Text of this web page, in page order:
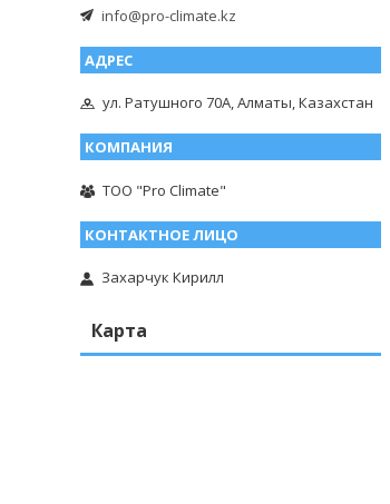
info@pro-climate.kz
ул. Ратушного 70А, Алматы, Казахстан
ТОО "Pro Climate"
Захарчук Кирилл
Карта